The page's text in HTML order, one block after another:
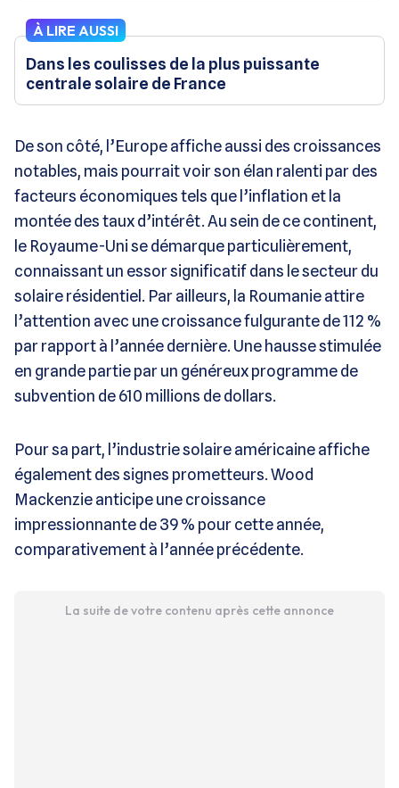
À LIRE AUSSI
Dans les coulisses de la plus puissante
centrale solaire de France
De son côté, l’Europe affiche aussi des croissances
notables, mais pourrait voir son élan ralenti par des
facteurs économiques tels que l’inflation et la
montée des taux d’intérêt. Au sein de ce continent,
le Royaume-Uni se démarque particulièrement,
connaissant un essor significatif dans le secteur du
solaire résidentiel. Par ailleurs, la Roumanie attire
l’attention avec une croissance fulgurante de 112 %
par rapport à l’année dernière. Une hausse stimulée
en grande partie par un généreux programme de
subvention de 610 millions de dollars.
Pour sa part, l’industrie solaire américaine affiche
également des signes prometteurs. Wood
Mackenzie anticipe une croissance
impressionnante de 39 % pour cette année,
comparativement à l’année précédente.
La suite de votre contenu après cette annonce